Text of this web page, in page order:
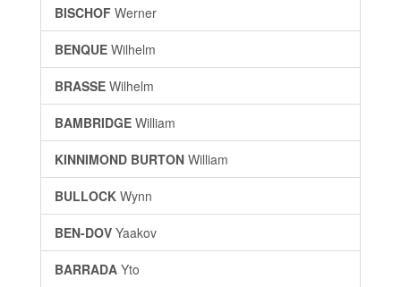
BISCHOF Werner
BENQUE Wilhelm
BRASSE Wilhelm
BAMBRIDGE William
KINNIMOND BURTON William
BULLOCK Wynn
BEN-DOV Yaakov
BARRADA Yto